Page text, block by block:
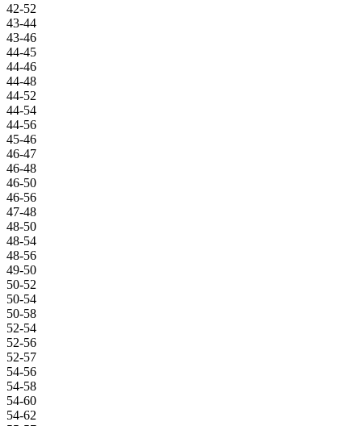
42-52
43-44
43-46
44-45
44-46
44-48
44-52
44-54
44-56
45-46
46-47
46-48
46-50
46-56
47-48
48-50
48-54
48-56
49-50
50-52
50-54
50-58
52-54
52-56
52-57
54-56
54-58
54-60
54-62